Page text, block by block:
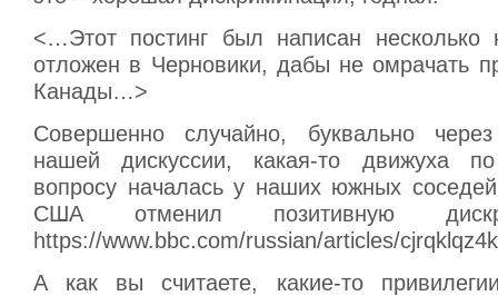
<…Этот постинг был написан несколько
отложен в Черновики, дабы не омрачать
Канады…>
Совершенно случайно, буквально
нашей дискуссии, какая-то движуха
вопросу началась у наших южных
США отменил позитивную
https://www.bbc.com/russian/articles/
А как вы считаете, какие-то